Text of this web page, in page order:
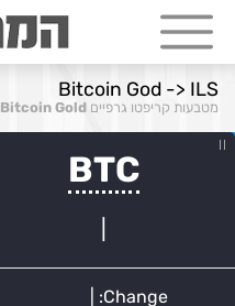
Bitcoin God -> ILS
מטבעות קריפטו גרפיים Bitcoin Gold לשקל